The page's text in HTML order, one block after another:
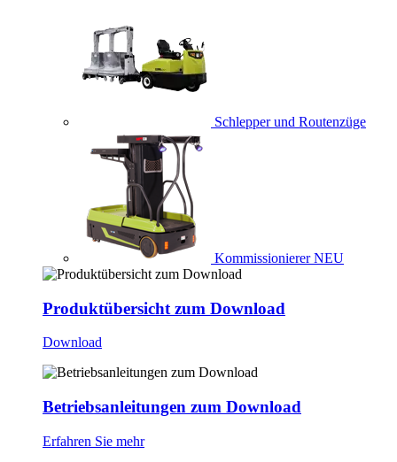
Schlepper und Routenzüge
Kommissionierer NEU
Produktübersicht zum Download
Download
Betriebsanleitungen zum Download
Erfahren Sie mehr